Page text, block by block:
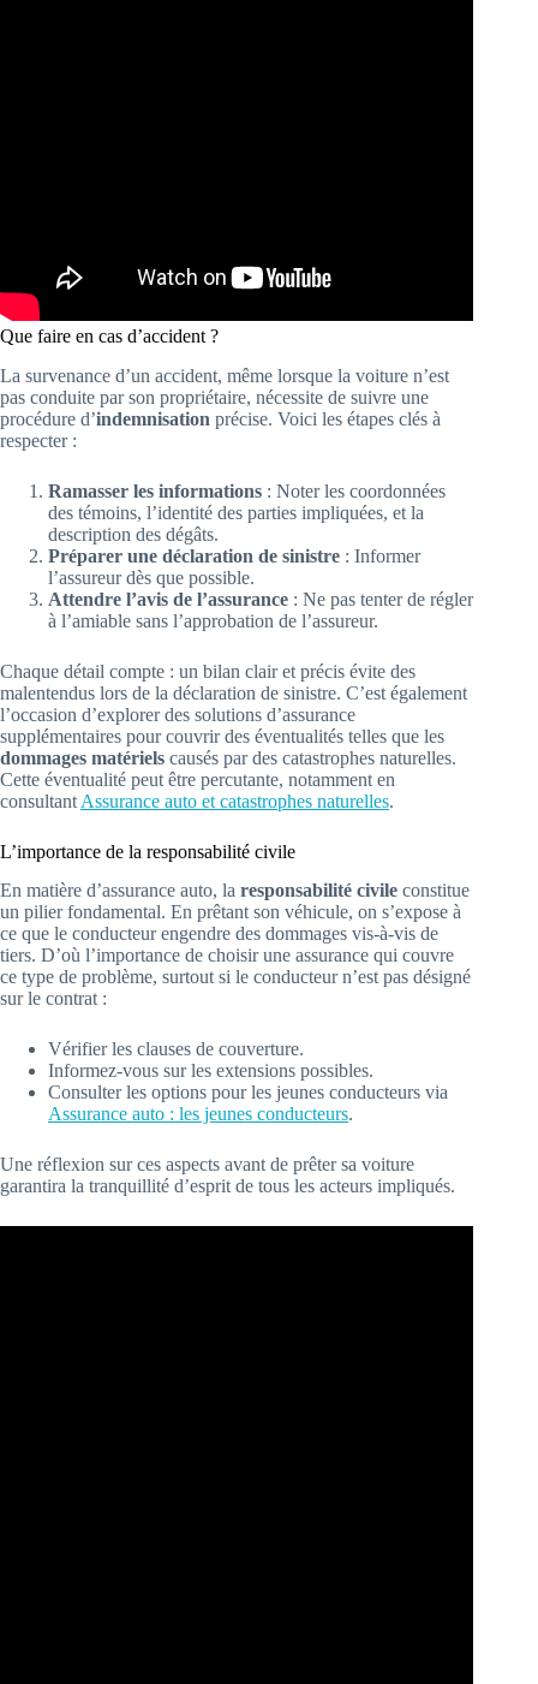
Que faire en cas d’accident ?
La survenance d’un accident, même lorsque la voiture n’est
pas conduite par son propriétaire, nécessite de suivre une
procédure d’indemnisation précise. Voici les étapes clés à
respecter :
Ramasser les informations : Noter les coordonnées
des témoins, l’identité des parties impliquées, et la
description des dégâts.
Préparer une déclaration de sinistre : Informer
l’assureur dès que possible.
Attendre l’avis de l’assurance : Ne pas tenter de régler
à l’amiable sans l’approbation de l’assureur.
Chaque détail compte : un bilan clair et précis évite des
malentendus lors de la déclaration de sinistre. C’est également
l’occasion d’explorer des solutions d’assurance
supplémentaires pour couvrir des éventualités telles que les
dommages matériels causés par des catastrophes naturelles.
Cette éventualité peut être percutante, notamment en
consultant Assurance auto et catastrophes naturelles.
L’importance de la responsabilité civile
En matière d’assurance auto, la responsabilité civile constitue
un pilier fondamental. En prêtant son véhicule, on s’expose à
ce que le conducteur engendre des dommages vis-à-vis de
tiers. D’où l’importance de choisir une assurance qui couvre
ce type de problème, surtout si le conducteur n’est pas désigné
sur le contrat :
Vérifier les clauses de couverture.
Informez-vous sur les extensions possibles.
Consulter les options pour les jeunes conducteurs via
Assurance auto : les jeunes conducteurs.
Une réflexion sur ces aspects avant de prêter sa voiture
garantira la tranquillité d’esprit de tous les acteurs impliqués.